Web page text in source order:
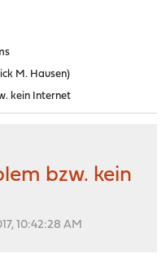
M. Hausen)
kein Internet
bzw. kein
10:42:28 AM